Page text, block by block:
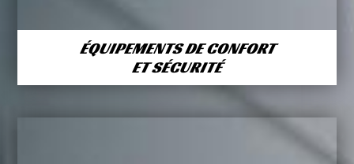
ÉQUIPEMENTS DE CONFORT
ET SÉCURITÉ